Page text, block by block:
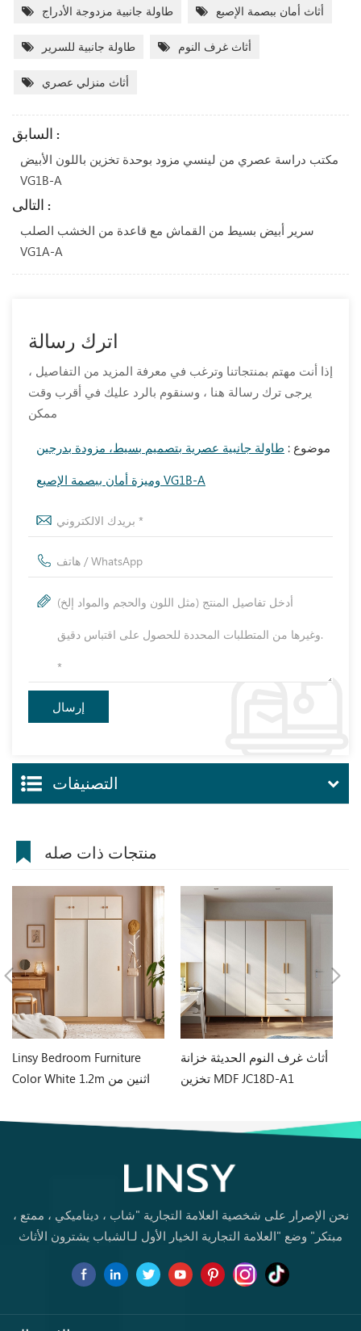
طاولة جانبية مزدوجة الأدراج أثاث أمان ببصمة الإصبع
طاولة جانبية للسرير أثاث غرف النوم
أثاث منزلي عصري
السابق :
مكتب دراسة عصري من لينسي مزود بوحدة تخزين باللون الأبيض
VG1B-A
التالى :
سرير أبيض بسيط من القماش مع قاعدة من الخشب الصلب
VG1A-A
اترك رسالة
إذا أنت مهتم بمنتجاتنا وترغب في معرفة المزيد من التفاصيل ،
يرجى ترك رسالة هنا ، وسنقوم بالرد عليك في أقرب وقت
ممكن
موضوع : طاولة جانبية عصرية بتصميم بسيط، مزودة بدرجين
وميزة أمان ببصمة الإصبع VG1B-A
التصنيفات
منتجات ذات صله
Linsy Bedroom Furniture
Color White 1.2m اثنين من
أثاث غرف النوم الحديثة خزانة
تخزين MDF JC18D-A1
نحن الإصرار على شخصية العلامة التجارية "شاب ، ديناميكي ، ممتع ،
مبتكر" وضع "العلامة التجارية الخيار الأول لـالشباب يشترون الأثاث